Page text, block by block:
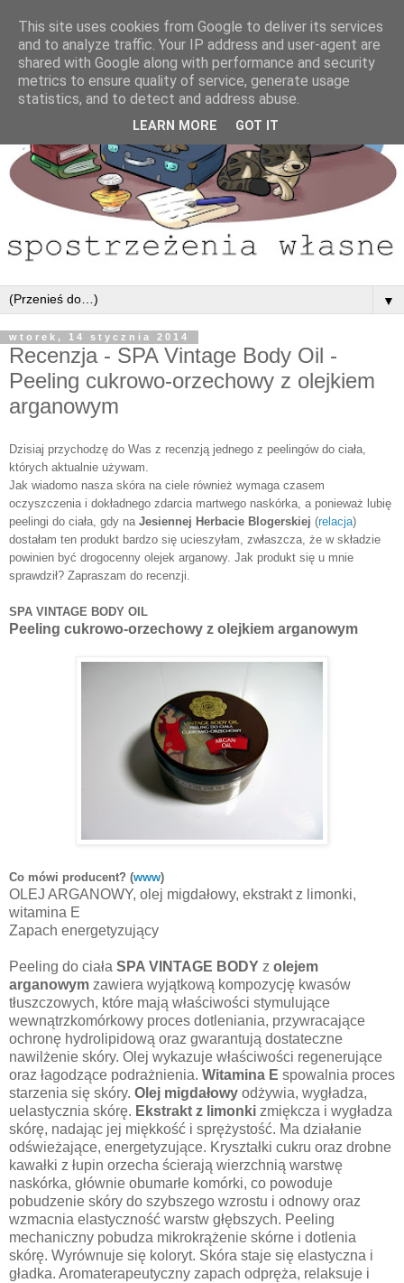
▼
wtorek, 14 stycznia 2014
Recenzja - SPA Vintage Body Oil -
Peeling cukrowo-orzechowy z olejkiem
arganowym
Dzisiaj przychodzę do Was z recenzją jednego z peelingów do ciała,
których aktualnie używam.
Jak wiadomo nasza skóra na ciele również wymaga czasem
oczyszczenia i dokładnego zdarcia martwego naskórka, a ponieważ lubię
peelingi do ciała, gdy na Jesiennej Herbacie Blogerskiej (relacja)
dostałam ten produkt bardzo się ucieszyłam, zwłaszcza, że w składzie
powinien być drogocenny olejek arganowy. Jak produkt się u mnie
sprawdził? Zapraszam do recenzji.
SPA VINTAGE BODY OIL
Peeling cukrowo-orzechowy z olejkiem arganowym
Co mówi producent? (www)
OLEJ ARGANOWY, olej migdałowy, ekstrakt z limonki,
witamina E
Zapach energetyzujący
Peeling do ciała SPA VINTAGE BODY z olejem
arganowym zawiera wyjątkową kompozycję kwasów
tłuszczowych, które mają właściwości stymulujące
wewnątrzkomórkowy proces dotleniania, przywracające
ochronę hydrolipidową oraz gwarantują dostateczne
nawilżenie skóry. Olej wykazuje właściwości regenerujące
oraz łagodzące podrażnienia. Witamina E spowalnia proces
starzenia się skóry. Olej migdałowy odżywia, wygładza,
uelastycznia skórę. Ekstrakt z limonki zmiękcza i wygładza
skórę, nadając jej miękkość i sprężystość. Ma działanie
odświeżające, energetyzujące. Kryształki cukru oraz drobne
kawałki z łupin orzecha ścierają wierzchnią warstwę
naskórka, głównie obumarłe komórki, co powoduje
pobudzenie skóry do szybszego wzrostu i odnowy oraz
wzmacnia elastyczność warstw głębszych. Peeling
mechaniczny pobudza mikrokrążenie skórne i dotlenia
skórę. Wyrównuje się koloryt. Skóra staje się elastyczna i
gładka. Aromaterapeutyczny zapach odpręża, relaksuje i
This site uses cookies from Google to deliver its services
and to analyze traffic. Your IP address and user-agent are
shared with Google along with performance and security
metrics to ensure quality of service, generate usage
statistics, and to detect and address abuse.
LEARN MORE GOT IT